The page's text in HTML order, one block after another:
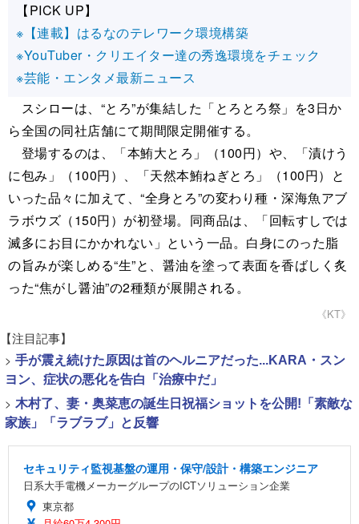
【PICK UP】
※【連載】はるなのテレワーク環境構築
※YouTuber・クリエイター達の秀逸環境をチェック
※芸能・エンタメ最新ニュース
スシローは、“とろ”が集結した「とろとろ祭」を3日か
ら全国の同社店舗にて期間限定開催する。
登場するのは、「本鮪大とろ」（100円）や、「漬けう
に包み」（100円）、「天然本鮪ねぎとろ」（100円）と
いった品々に加えて、“全身とろ”の変わり種・深海魚アブ
ラボウズ（150円）が初登場。同商品は、「回転すしでは
滅多にお目にかかれない」という一品。白身にのった脂
の旨みが楽しめる“生”と、醤油を塗って表面を香ばしく炙
った“焦がし醤油”の2種類が展開される。
《KT》
【注目記事】
> 手が震え続けた原因は首のヘルニアだった...KARA・スン
ヨン、症状の悪化を告白「治療中だ」
> 木村了、妻・奥菜恵の誕生日祝福ショットを公開!「素敵な
家族」「ラブラブ」と反響
セキュリティ監視基盤の運用・保守/設計・構築エンジニア
日系大手電機メーカーグループのICTソリューション企業
東京都